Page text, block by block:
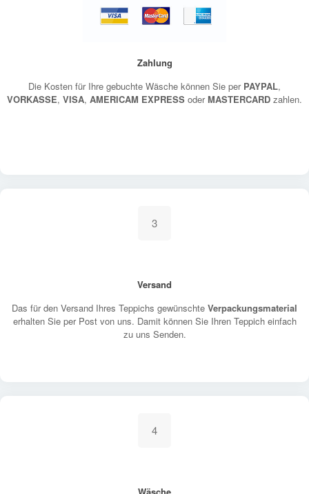
Zahlung
Die Kosten für Ihre gebuchte Wäsche können Sie per PAYPAL,
VORKASSE, VISA, AMERICAM EXPRESS oderMASTERCARD zahlen.
3
Versand
Das für den Versand Ihres Teppichs gewünschte Verpackungsmaterial
erhalten Sie per Post von uns. Damit können Sie Ihren Teppich einfach
zu uns Senden.
4
Wäsche